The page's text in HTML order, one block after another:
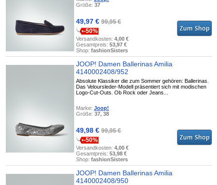
Größe:37
49,97 €99,95 €
-50%
Versandkosten:4,00 €
Gesamtpreis:53,97 €
Shop:fashionSisters
JOOP! Damen Ballerinas Amilia
4140002408/952
Absolute Klassiker die zum Sommer gehören: Ballerinas.
Das Veloursleder-Modell präsentiert sich mit modischen
Logo-Cut-Outs. Ob Rock oder Jeans...
Marke:Joop!
Größe:37, 38
49,98 €99,95 €
-50%
Versandkosten:4,00 €
Gesamtpreis:53,98 €
Shop:fashionSisters
JOOP! Damen Ballerinas Amilia
4140002408/950